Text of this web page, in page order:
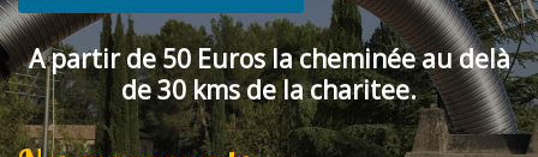
A partir de 50 Euros la cheminée au delà
de 30 kms de la charitee.